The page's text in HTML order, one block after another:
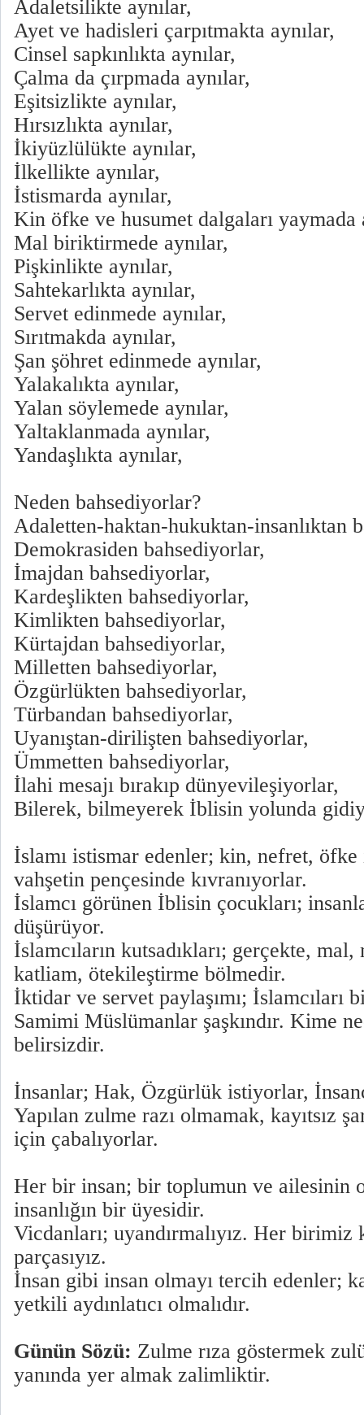
Adaletsilikte aynılar,
Ayet ve hadisleri çarpıtmakta aynılar,
Cinsel sapkınlıkta aynılar,
Çalma da çırpmada aynılar,
Eşitsizlikte aynılar,
Hırsızlıkta aynılar,
İkiyüzlülükte aynılar,
İlkellikte aynılar,
İstismarda aynılar,
Kin öfke ve husumet dalgaları yaymada
Mal biriktirmede aynılar,
Pişkinlikte aynılar,
Sahtekarlıkta aynılar,
Servet edinmede aynılar,
Sırıtmakda aynılar,
Şan şöhret edinmede aynılar,
Yalakalıkta aynılar,
Yalan söylemede aynılar,
Yaltaklanmada aynılar,
Yandaşlıkta aynılar,
Neden bahsediyorlar?
Adaletten-haktan-hukuktan-insanlıktan
Demokrasiden bahsediyorlar,
İmajdan bahsediyorlar,
Kardeşlikten bahsediyorlar,
Kimlikten bahsediyorlar,
Kürtajdan bahsediyorlar,
Milletten bahsediyorlar,
Özgürlükten bahsediyorlar,
Türbandan bahsediyorlar,
Uyanıştan-dirilişten bahsediyorlar,
Ümmetten bahsediyorlar,
İlahi mesajı bırakıp dünyevileşiyorlar,
Bilerek, bilmeyerek İblisin yolunda
İslamı istismar edenler; kin, nefret,
vahşetin pençesinde kıvranıyorlar.
İslamcı görünen İblisin çocukları;
düşürüyor.
İslamcıların kutsadıkları; gerçekte,
katliam, ötekileştirme bölmedir.
İktidar ve servet paylaşımı; İslamcıları
Samimi Müslümanlar şaşkındır. Kime
belirsizdir.
İnsanlar; Hak, Özgürlük istiyorlar,
Yapılan zulme razı olmamak, kayıtsız
için çabalıyorlar.
Her bir insan; bir toplumun ve ailesinin
insanlığın bir üyesidir.
Vicdanları; uyandırmalıyız. Her birimiz
parçasıyız.
İnsan gibi insan olmayı tercih edenler;
yetkili aydınlatıcı olmalıdır.
Günün Sözü: Zulme rıza göstermek
yanında yer almak zalimliktir.